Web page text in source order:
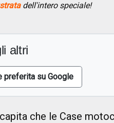
dell'intero speciale!
altri
preferita su Google
che le Case